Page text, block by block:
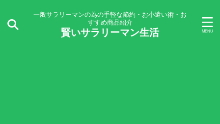
一般サラリーマンの為の手軽な節約・お小遣い術・お
すすめ商品紹介
賢いサラリーマン生活